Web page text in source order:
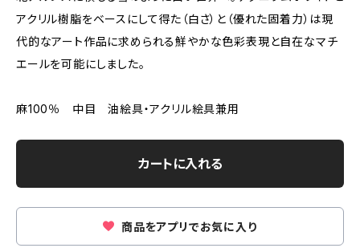
アクリル樹脂をベースにして得た（白さ）と（優れた固着力）は現
代的なアート作品に求められる鮮やかな色彩表現と自在なマチ
エールを可能にしました。
麻100％ 中目 油絵具・アクリル絵具兼用
カートに入れる
商品をアプリでお気に入り